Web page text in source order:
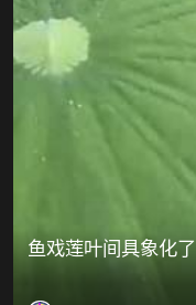
鱼戏莲叶间具象化了